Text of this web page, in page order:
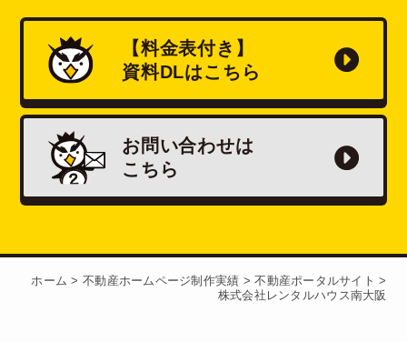
【料金表付き】
資料DLはこちら
お問い合わせは
こちら
ホーム >不動産ホームページ制作実績 >不動産ポータルサイト >
株式会社レンタルハウス南大阪